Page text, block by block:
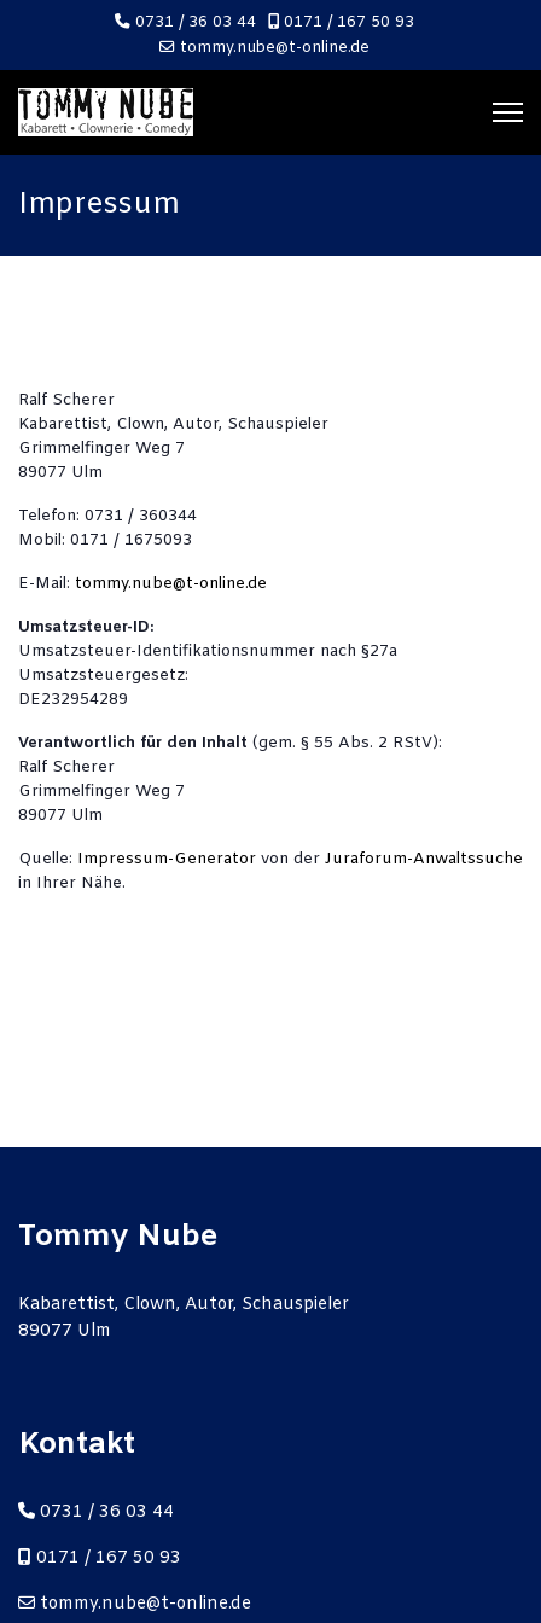
0731 / 36 03 44
0171 / 167 50 93
tommy.nube@t-online.de
Impressum
Ralf Scherer
Kabarettist, Clown, Autor, Schauspieler
Grimmelfinger Weg 7
89077 Ulm
Telefon: 0731 / 360344
Mobil: 0171 / 1675093
E-Mail: tommy.nube@t-online.de
Umsatzsteuer-ID:
Umsatzsteuer-Identifikationsnummer nach §27a
Umsatzsteuergesetz:
DE232954289
Verantwortlich für den Inhalt (gem. § 55 Abs. 2 RStV):
Ralf Scherer
Grimmelfinger Weg 7
89077 Ulm
Quelle: Impressum-Generator von der Juraforum-Anwaltssuche
in Ihrer Nähe.
Tommy Nube
Kabarettist, Clown, Autor, Schauspieler
89077 Ulm
Kontakt
0731 / 36 03 44
0171 / 167 50 93
tommy.nube@t-online.de